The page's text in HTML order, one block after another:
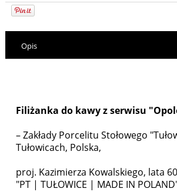
Opis
Filiżanka do kawy z serwisu
– Zakłady Porcelitu Stołowego
Tułowicach, Polska,
proj. Kazimierza Kowalskiego, lata
"PT | TUŁOWICE | MADE IN